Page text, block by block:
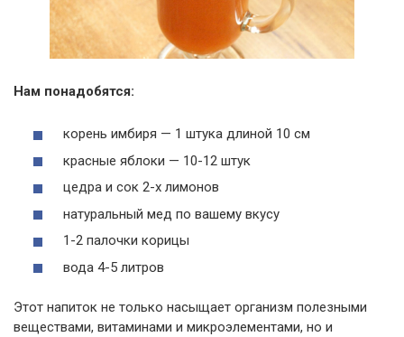
Нам понадобятся:
корень имбиря — 1 штука длиной 10 см
красные яблоки — 10-12 штук
цедра и сок 2-х лимонов
натуральный мед по вашему вкусу
1-2 палочки корицы
вода 4-5 литров
Этот напиток не только насыщает организм полезными
веществами, витаминами и микроэлементами, но и